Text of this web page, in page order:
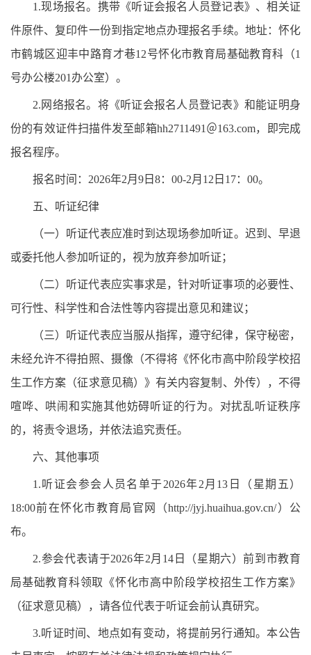
1.现场报名。携带《听证会报名人员登记表》、相关证
件原件、复印件一份到指定地点办理报名手续。地址：怀化
市鹤城区迎丰中路育才巷12号怀化市教育局基础教育科（1
号办公楼201办公室）。
2.网络报名。将《听证会报名人员登记表》和能证明身
份的有效证件扫描件发至邮箱hh2711491＠163.com，即完成
报名程序。
报名时间：2026年2月9日8：00-2月12日17：00。
五、听证纪律
（一）听证代表应准时到达现场参加听证。迟到、早退
或委托他人参加听证的，视为放弃参加听证；
（二）听证代表应实事求是，针对听证事项的必要性、
可行性、科学性和合法性等内容提出意见和建议；
（三）听证代表应当服从指挥，遵守纪律，保守秘密，
未经允许不得拍照、摄像（不得将《怀化市高中阶段学校招
生工作方案（征求意见稿）》有关内容复制、外传），不得
喧哗、哄闹和实施其他妨碍听证的行为。对扰乱听证秩序
的，将责令退场，并依法追究责任。
六、其他事项
1.听证会参会人员名单于2026年2月13日（星期五）
18:00前在怀化市教育局官网（http://jyj.huaihua.gov.cn/）公
布。
2.参会代表请于2026年2月14日（星期六）前到市教育
局基础教育科领取《怀化市高中阶段学校招生工作方案》
（征求意见稿），请各位代表于听证会前认真研究。
3.听证时间、地点如有变动，将提前另行通知。本公告